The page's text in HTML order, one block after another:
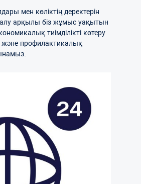
мен көліктің деректерін
арқылы біз жұмыс уақытын
тиімділікті көтеру
және профилактикалық